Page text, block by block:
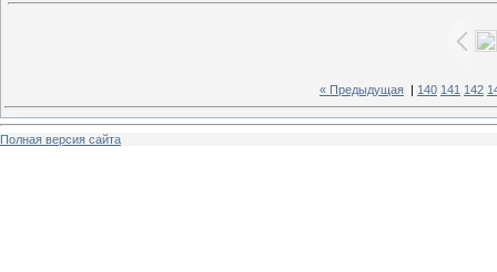
« Предыдущая 140 141 142
Полная версия сайта